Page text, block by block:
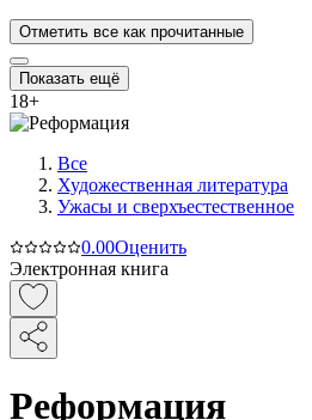
Отметить все как прочитанные
Показать ещё
18+
Все
Художественная литература
Ужасы и сверхъестественное
0.00Оценить
Электронная книга
Реформация